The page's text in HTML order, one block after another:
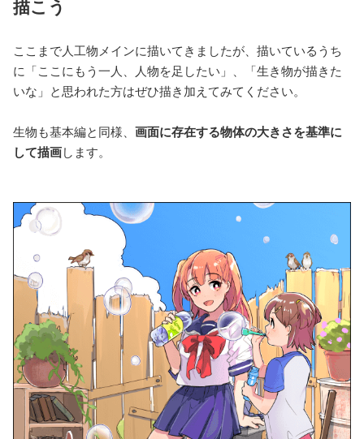
描こう
ここまで人工物メインに描いてきましたが、描いているうち
に「ここにもう一人、人物を足したい」、「生き物が描きた
いな」と思われた方はぜひ描き加えてみてください。
生物も基本編と同様、 画面に存在する物体の大きさを基準に
して描画します。